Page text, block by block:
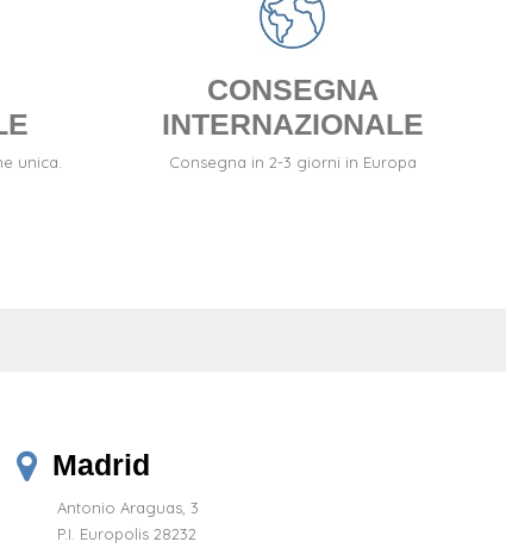
unica.
CONSEGNA
INTERNAZIONALE
Consegna in 2-3 giorni in Europa
Madrid
Antonio Araguas, 3
P.I. Europolis 28232